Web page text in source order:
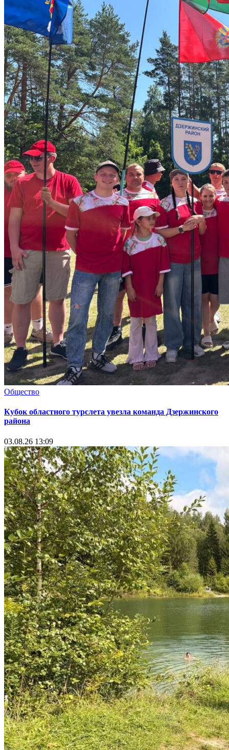
Общество
Кубок областного турслета увезла команда Дзержинского
района
03.08.26 13:09